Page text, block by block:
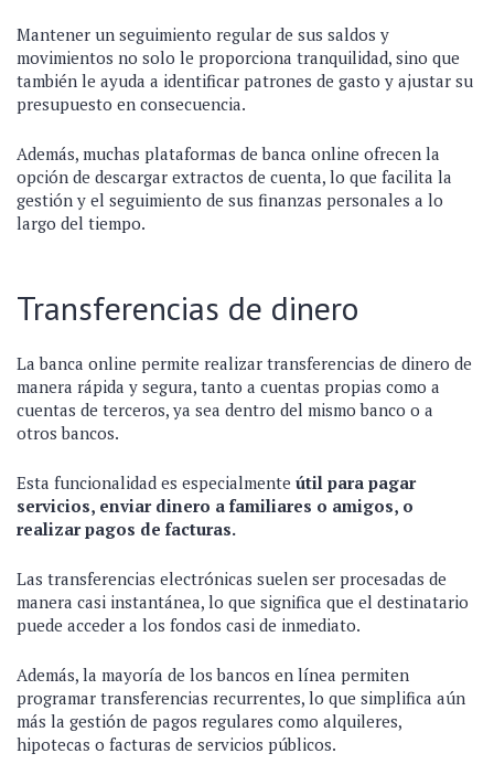
Mantener un seguimiento regular de sus saldos y
movimientos no solo le proporciona tranquilidad, sino que
también le ayuda a identificar patrones de gasto y ajustar su
presupuesto en consecuencia.
Además, muchas plataformas de banca online ofrecen la
opción de descargar extractos de cuenta, lo que facilita la
gestión y el seguimiento de sus finanzas personales a lo
largo del tiempo.
Transferencias de dinero
La banca online permite realizar transferencias de dinero de
manera rápida y segura, tanto a cuentas propias como a
cuentas de terceros, ya sea dentro del mismo banco o a
otros bancos.
Esta funcionalidad es especialmente útil para pagar
servicios, enviar dinero a familiares o amigos, o
realizar pagos de facturas.
Las transferencias electrónicas suelen ser procesadas de
manera casi instantánea, lo que significa que el destinatario
puede acceder a los fondos casi de inmediato.
Además, la mayoría de los bancos en línea permiten
programar transferencias recurrentes, lo que simplifica aún
más la gestión de pagos regulares como alquileres,
hipotecas o facturas de servicios públicos.